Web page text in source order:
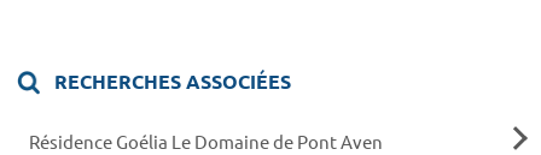
RECHERCHES ASSOCIÉES
Résidence Goélia Le Domaine de Pont Aven